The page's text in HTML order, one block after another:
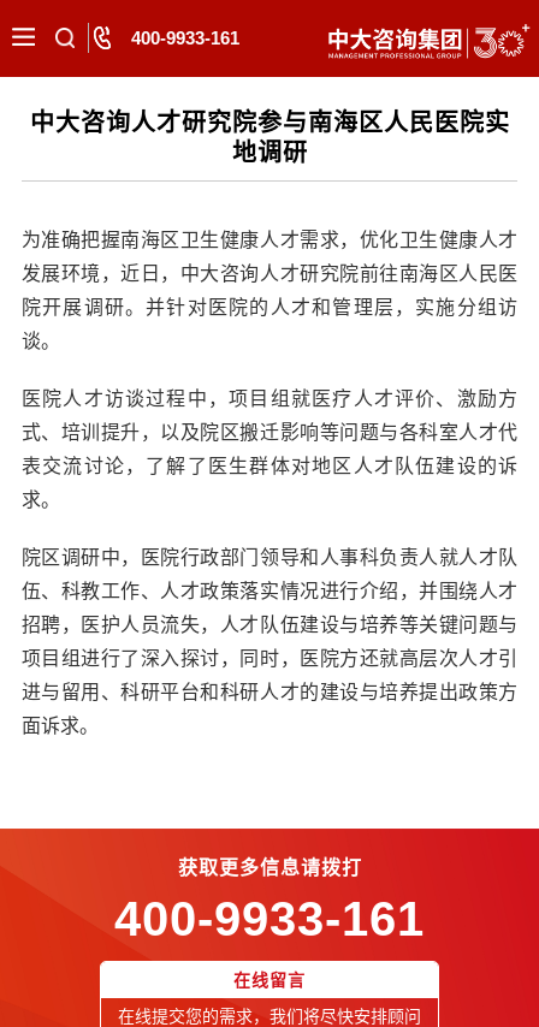
400-9933-161
中大咨询人才研究院参与南海区人民医院实
地调研
为准确把握南海区卫生健康人才需求，优化卫生健康人才
发展环境，近日，中大咨询人才研究院前往南海区人民医
院开展调研。并针对医院的人才和管理层，实施分组访
谈。
医院人才访谈过程中，项目组就医疗人才评价、激励方
式、培训提升，以及院区搬迁影响等问题与各科室人才代
表交流讨论，了解了医生群体对地区人才队伍建设的诉
求。
院区调研中，医院行政部门领导和人事科负责人就人才队
伍、科教工作、人才政策落实情况进行介绍，并围绕人才
招聘，医护人员流失，人才队伍建设与培养等关键问题与
项目组进行了深入探讨，同时，医院方还就高层次人才引
进与留用、科研平台和科研人才的建设与培养提出政策方
面诉求。
获取更多信息请拨打
400-9933-161
在线留言
在线提交您的需求，我们将尽快安排顾问